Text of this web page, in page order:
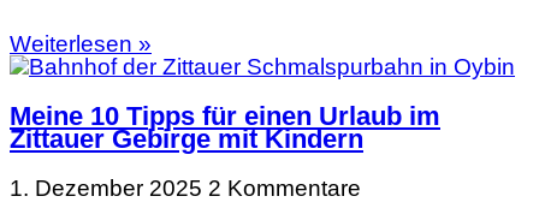
Weiterlesen »
Meine 10 Tipps für einen Urlaub im
Zittauer Gebirge mit Kindern
1. Dezember 2025 2 Kommentare